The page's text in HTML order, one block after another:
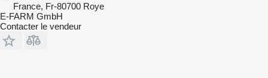
France, Fr-80700 Roye
E-FARM GmbH
Contacter le vendeur